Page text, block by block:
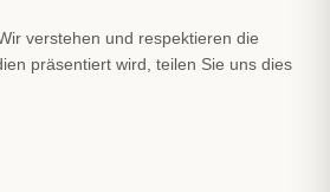
verstehen und respektieren die
präsentiert wird, teilen Sie uns dies